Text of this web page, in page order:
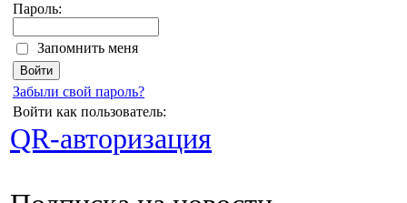
Пароль:
Запомнить меня
Забыли свой пароль?
Войти как пользователь:
QR-авторизация